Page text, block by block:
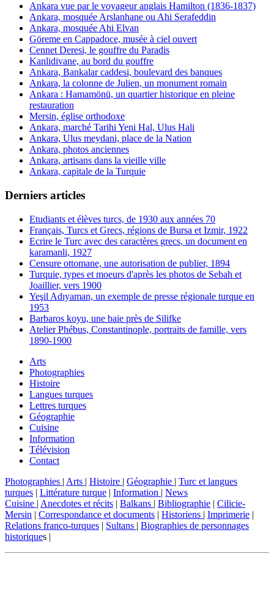
Ankara vue par le voyageur anglais Hamilton (1836-1837)
Ankara, mosquée Arslanhane ou Ahi Serafeddin
Ankara, mosquée Ahi Elvan
Göreme en Cappadoce, musée à ciel ouvert
Cennet Deresi, le gouffre du Paradis
Kanlidivane, au bord du gouffre
Ankara, Bankalar caddesi, boulevard des banques
Ankara, la colonne de Julien, un monument romain
Ankara : Hamamönü, un quartier historique en pleine
restauration
Mersin, église orthodoxe
Ankara, marché Tarihi Yeni Hal, Ulus Hali
Ankara, Ulus meydani, place de la Nation
Ankara, photos anciennes
Ankara, artisans dans la vieille ville
Ankara, capitale de la Turquie
Derniers articles
Etudiants et élèves turcs, de 1930 aux années 70
Français, Turcs et Grecs, régions de Bursa et Izmir, 1922
Ecrire le Turc avec des caractères grecs, un document en
karamanli, 1927
Censure ottomane, une autorisation de publier, 1894
Turquie, types et moeurs d'après les photos de Sebah et
Joaillier, vers 1900
Yeşil Adıyaman, un exemple de presse régionale turque en
1953
Barbaros koyu, une baie près de Silifke
Atelier Phébus, Constantinople, portraits de famille, vers
1890-1900
Arts
Photographies
Histoire
Langues turques
Lettres turques
Géographie
Cuisine
Information
Télévision
Contact
Photographies | Arts | Histoire | Géographie | Turc et langues
turques | Littérature turque | Information | News
Cuisine | Anecdotes et récits | Balkans | Bibliographie | Cilicie-
Mersin | Correspondance et documents | Historiens | Imprimerie |
Relations franco-turques | Sultans | Biographies de personnages
historiques |